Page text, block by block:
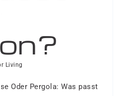
Living
Oder Pergola: Was passt